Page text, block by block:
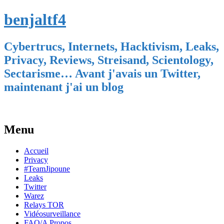
benjaltf4
Cybertrucs, Internets, Hacktivism, Leaks,
Privacy, Reviews, Streisand, Scientology,
Sectarisme… Avant j'avais un Twitter,
maintenant j'ai un blog
Menu
Skip
content
Accueil
Privacy
#TeamJipoune
Leaks
Twitter
Warez
Relays TOR
Vidéosurveillance